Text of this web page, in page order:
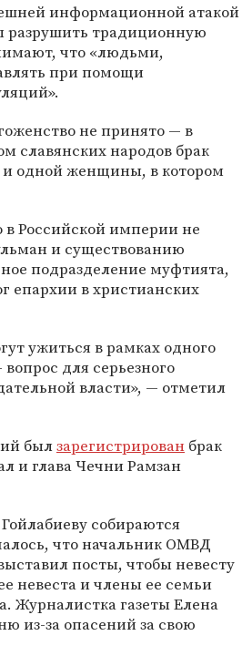
информационной атакой
разрушить традиционную
что «людьми,
при помощи
не принято — в
славянских народов брак
и одной женщины, в котором
в Российской империи не
и существованию
подразделение муфтията,
в христианских
ужиться в рамках одного
для серьезного
власти», — отметил
былзарегистрирован брак
и глава Чечни Рамзан
собираются
что начальник ОМВД
посты, чтобы невесту
невеста и члены ее семьи
Журналистка газеты Елена
из-за опасений за свою